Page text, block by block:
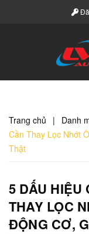
Trang chủ | Danh
Cần Thay Lọc Nhớt
Thật
5 DẤU HIỆU
THAY LỌC
ĐỘNG CƠ,